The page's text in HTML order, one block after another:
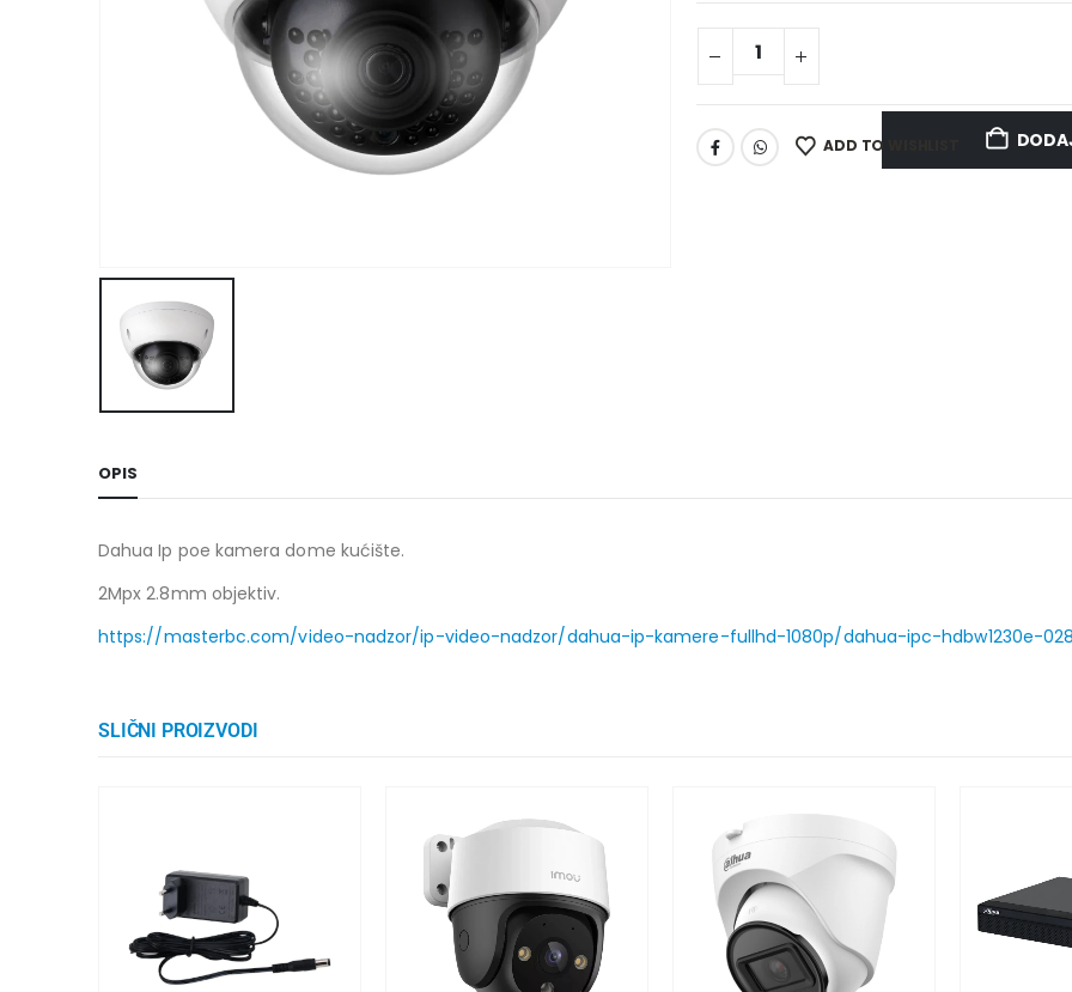
ADD TO WISHLIST
OPIS
Dahua Ip poe kamera dome kućište.
2Mpx 2.8mm objektiv.
https://masterbc.com/video-nadzor/ip-video-nadzor/dahua-ip-kamere-fullhd-1080p/dahua-ipc-hdbw1230e-
SLIČNI PROIZVODI